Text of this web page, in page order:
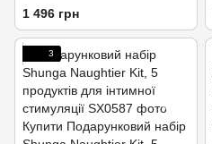
Fruits для розкішної ночі
вдвох
1 496 грн
3